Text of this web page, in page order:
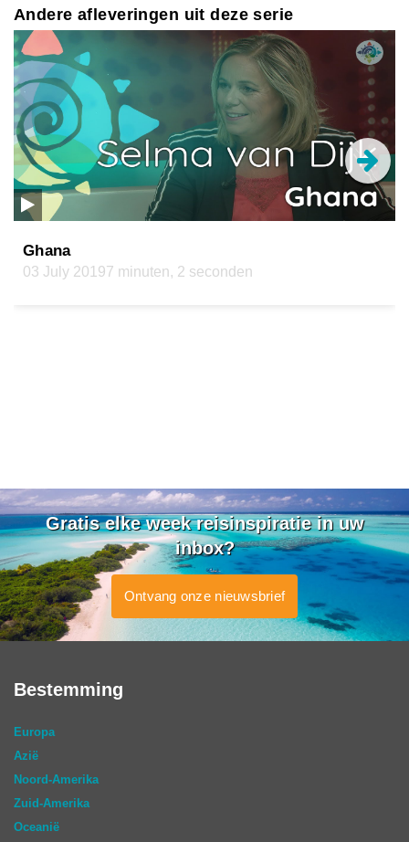
Andere afleveringen uit deze serie
Ghana
03 July 20197 minuten, 2 seconden
Gratis elke week reisinspiratie in uw
inbox?
Ontvang onze nieuwsbrief
Bestemming
Europa
Azië
Noord-Amerika
Zuid-Amerika
Oceanië